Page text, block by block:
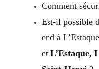
Comment
Est-il possible
end à
et L’Estaque,